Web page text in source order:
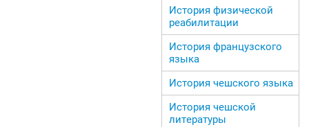
История физической
реабилитации
История французского
языка
История чешского языка
История чешской
литературы